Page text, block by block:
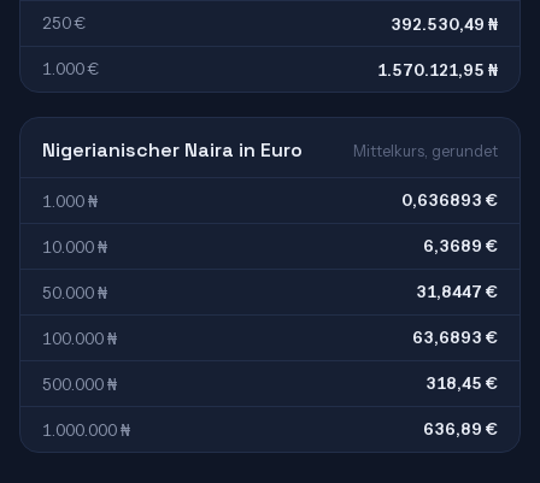
250 € 392.530,49 ₦
1.000 € 1.570.121,95 ₦
Nigerianischer Naira in Euro Mittelkurs, gerundet
1.000 ₦ 0,636893 €
10.000 ₦ 6,3689 €
50.000 ₦ 31,8447 €
100.000 ₦ 63,6893 €
500.000 ₦ 318,45 €
1.000.000 ₦ 636,89 €